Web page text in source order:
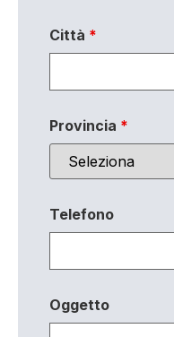
Città *
Provincia *
Telefono
Oggetto